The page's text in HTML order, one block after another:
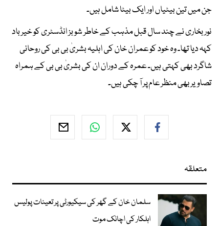
جن میں تین بیٹیاں اور ایک بیٹا شامل ہیں۔
نور بخاری نے چند سال قبل مذہب کے خاطر شوبز انڈسٹری کو خیرباد
کہہ دیا تھا۔ وہ خود کو عمران خان کی اہلیہ بشریٰ بی بی کی روحانی
شاگرد بھی کہتی ہیں۔ عمرہ کے دوران ان کی بشریٰ بی بی کے ہمراہ
تصاویر بھی منظر عام پر آ چکی ہیں۔
متعلقہ
سلمان خان کے گھر کی سیکیورٹی پر تعینات پولیس
اہلکار کی اچانک موت